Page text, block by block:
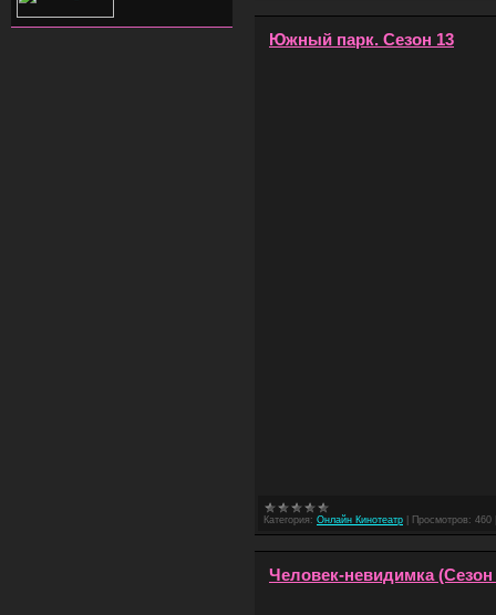
Южный парк. Сезон 13
Категория: Онлайн Кинотеатр Просмотров: 460
Человек-невидимка (Сезон